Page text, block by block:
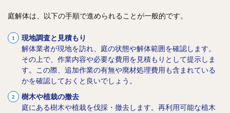
庭解体は、以下の手順で進められることが一般的です。
現地調査と見積もり
解体業者が現地を訪れ、庭の状態や解体範囲を確認します。
その上で、作業内容や必要な費用を見積もりとして提示しま
す。この際、追加作業の有無や廃材処理費用も含まれている
かを確認しておくと良いでしょう。
樹木や植栽の撤去
庭にある樹木や植栽を伐採・撤去します。再利用可能な植木